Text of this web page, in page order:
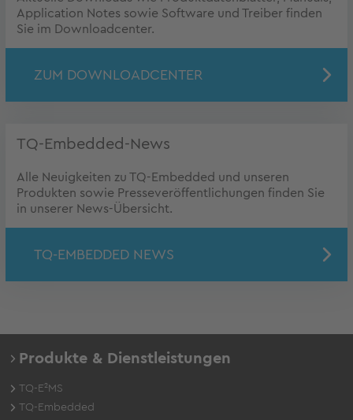
Application Notes sowie Software und Treiber finden
Sie im Downloadcenter.
ZUM DOWNLOADCENTER
TQ-Embedded-News
Alle Neuigkeiten zu TQ-Embedded und unseren
Produkten sowie Presseveröffentlichungen finden Sie
in unserer News-Übersicht.
TQ-EMBEDDED NEWS
Produkte & Dienstleistungen
TQ-E²MS
TQ-Embedded